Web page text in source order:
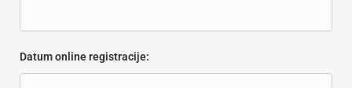
Datum online registracije: